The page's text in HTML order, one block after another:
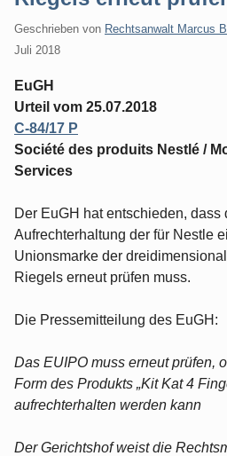
Geschrieben von Rechtsanwalt Marcus
Juli 2018
EuGH
Urteil vom 25.07.2018
C-84/17 P
Société des produits Nestlé /
Services
Der EuGH hat entschieden, dass
Aufrechterhaltung der für Nestle
Unionsmarke der
Riegels erneut prüfen muss.
Die Pressemitteilung des EuGH:
Das EUIPO muss erneut prüfen,
Form des Produkts „Kit Kat 4
aufrechterhalten werden kann
Der Gerichtshof weist die